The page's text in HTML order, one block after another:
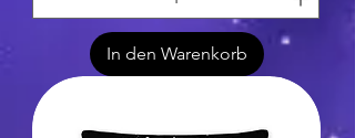
In den Warenkorb